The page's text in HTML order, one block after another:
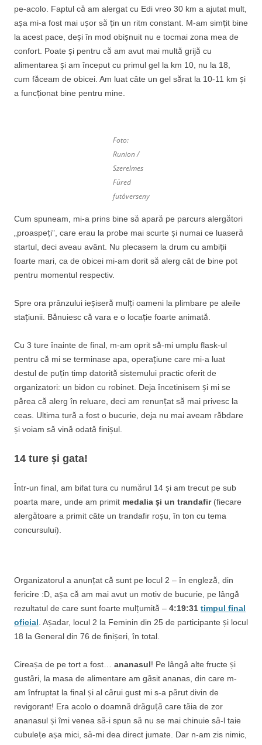
pe-acolo. Faptul că am alergat cu Edi vreo 30 km a ajutat mult,
așa mi-a fost mai ușor să țin un ritm constant. M-am simțit bine
la acest pace, deși în mod obișnuit nu e tocmai zona mea de
confort. Poate și pentru că am avut mai multă grijă cu
alimentarea și am început cu primul gel la km 10, nu la 18,
cum făceam de obicei. Am luat câte un gel sărat la 10-11 km și
a funcționat bine pentru mine.
Foto:
Runion /
Szerelmes
Füred
futóverseny
Cum spuneam, mi-a prins bine să apară pe parcurs alergători
„proaspeți”, care erau la probe mai scurte și numai ce luaseră
startul, deci aveau avânt. Nu plecasem la drum cu ambiții
foarte mari, ca de obicei mi-am dorit să alerg cât de bine pot
pentru momentul respectiv.
Spre ora prânzului ieșiseră mulți oameni la plimbare pe aleile
stațiunii. Bănuiesc că vara e o locație foarte animată.
Cu 3 ture înainte de final, m-am oprit să-mi umplu flask-ul
pentru că mi se terminase apa, operațiune care mi-a luat
destul de puțin timp datorită sistemului practic oferit de
organizatori: un bidon cu robinet. Deja încetinisem și mi se
părea că alerg în reluare, deci am renunțat să mai privesc la
ceas. Ultima tură a fost o bucurie, deja nu mai aveam răbdare
și voiam să vină odată finișul.
14 ture și gata!
Într-un final, am bifat tura cu numărul 14 și am trecut pe sub
poarta mare, unde am primit medalia și un trandafir(fiecare
alergătoare a primit câte un trandafir roșu, în ton cu tema
concursului).
Organizatorul a anunțat că sunt pe locul 2 – în engleză, din
fericire :D, așa că am mai avut un motiv de bucurie, pe lângă
rezultatul de care sunt foarte mulțumită – 4:19:31 timpul final
oficial . Așadar, locul 2 la Feminin din 25 de participante și locul
18 la General din 76 de finișeri, în total.
Cireașa de pe tort a fost… ananasul! Pe lângă alte fructe și
gustări, la masa de alimentare am găsit ananas, din care m-
am înfruptat la final și al cărui gust mi s-a părut divin de
revigorant! Era acolo o doamnă drăguță care tăia de zor
ananasul și îmi venea să-i spun să nu se mai chinuie să-l taie
cubulețe așa mici, să-mi dea direct jumate. Dar n-am zis nimic,